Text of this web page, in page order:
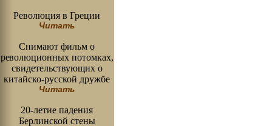
Революция в Греции
Читать
Снимают фильм о
революционных потомках,
свидетельствующих о
китайско-русской дружбе
Читать
20-летие падения
Берлинской стены